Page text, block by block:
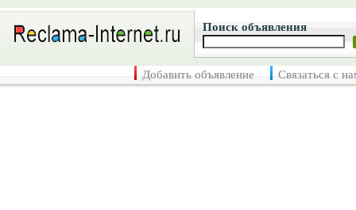
Поиск объявления
Добавить объявление Связаться с